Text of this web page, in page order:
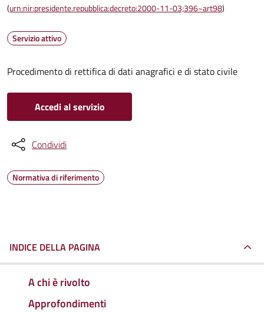
(urn:nir:presidente.repubblica:decreto:2000-11-03;396~art98)
Servizio attivo
Procedimento di rettifica di dati anagrafici e di stato civile
Accedi al servizio
Condividi
Normativa di riferimento
INDICE DELLA PAGINA
A chi è rivolto
Approfondimenti